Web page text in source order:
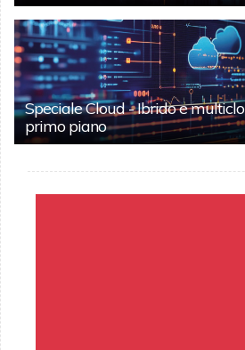
Speciale Cloud - Ibrido e
primo piano